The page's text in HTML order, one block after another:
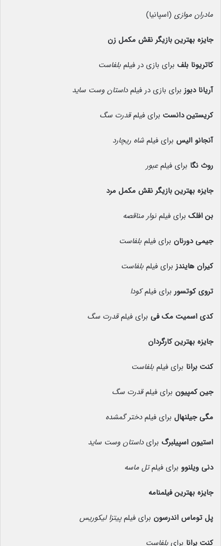
مادران موازی (اسپانیا)
جایزه بهترین بازیگر نقش مکمل زن
کاتریونا بلف برای بازی در فیلم بلفاست
آریانا دبوزبرای بازی در فیلمداستان وست ساید
کریستین دانست برای فیلمقدرت سگ
آنجانو الیس برای فیلم شاه ریچارد
روث نگا برای فیلمعبور
جایزه بهترین بازیگر نقش مکمل مرد
بن افلک برای فیلم نوار مناقصه
جیمی دورنان برای فیلم بلفاست
کیران هایندزبرای فیلم بلفاست
تروی کوتسوربرای فیلمکودا
کدی اسمیت مک فی برای فیلمقدرت سگ
جایزه بهترین کارگردان
کنت برانا برای فیلم بلفاست
جین کمپیون برای فیلمقدرت سگ
مگی جیلنهال برای فیلمدختر گمشده
استیون اسپیلبرگ برایداستان وست ساید
دنی ویلنوو برای فیلمتل ماسه
جایزه بهترین فیلمنامه
پل توماس اندرسون برای فیلمپیتزا لیکوریس
کنت برانا برای بلفاست